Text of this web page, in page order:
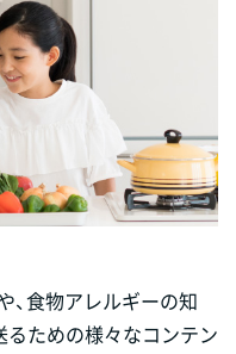
、食物アレルギーの知
るための様々なコンテン